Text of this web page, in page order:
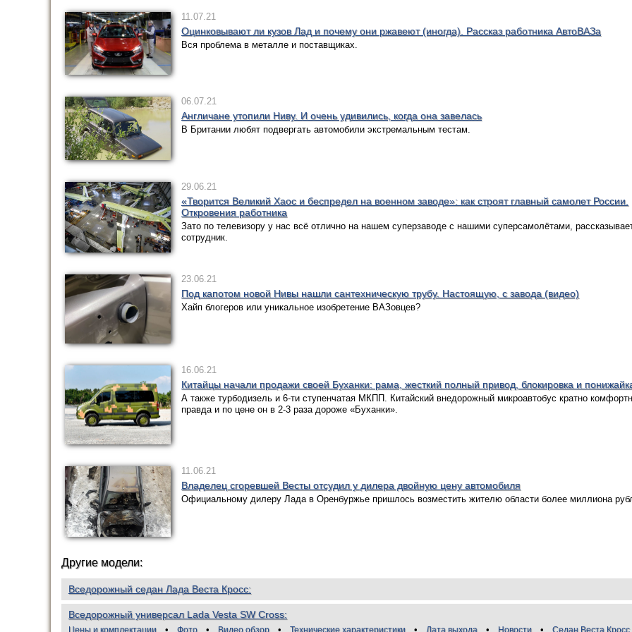
11.07.21
Оцинковывают ли кузов Лад и почему они ржавеют (иногда). Рассказ работника АвтоВАЗа
Вся проблема в металле и поставщиках.
06.07.21
Англичане утопили Ниву. И очень удивились, когда она завелась
В Британии любят подвергать автомобили экстремальным тестам.
29.06.21
«Творится Великий Хаос и беспредел на военном заводе»: как строят главный самолет России.
Откровения работника
Зато по телевизору у нас всё отлично на нашем суперзаводе с нашими суперсамолётами,
сотрудник.
23.06.21
Под капотом новой Нивы нашли сантехническую трубу. Настоящую, с завода (видео)
Хайп блогеров или уникальное изобретение ВАЗовцев?
16.06.21
Китайцы начали продажи своей Буханки: рама, жесткий полный привод, блокировка и
А также турбодизель и 6-ти ступенчатая МКПП. Китайский внедорожный микроавтобус кратно
правда и по цене он в 2-3 раза дороже «Буханки».
11.06.21
Владелец сгоревшей Весты отсудил у дилера двойную цену автомобиля
Официальному дилеру Лада в Оренбуржье пришлось возместить жителю области более миллиона
Другие модели:
Вседорожный седан Лада Веста Кросс
Вседорожный универсал Lada Vesta SW Cross